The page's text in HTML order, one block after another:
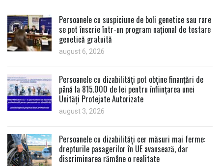
Persoanele cu suspiciune de boli genetice sau rare
se pot înscrie într-un program național de testare
genetică gratuită
august 6, 2026
Persoanele cu dizabilități pot obține finanțări de
până la 815.000 de lei pentru înființarea unei
Unități Protejate Autorizate
august 3, 2026
Persoanele cu dizabilități cer măsuri mai ferme:
drepturile pasagerilor în UE avansează, dar
discriminarea rămâne o realitate